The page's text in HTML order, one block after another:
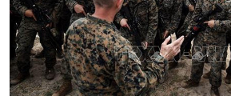
CHUYÊN MỤC